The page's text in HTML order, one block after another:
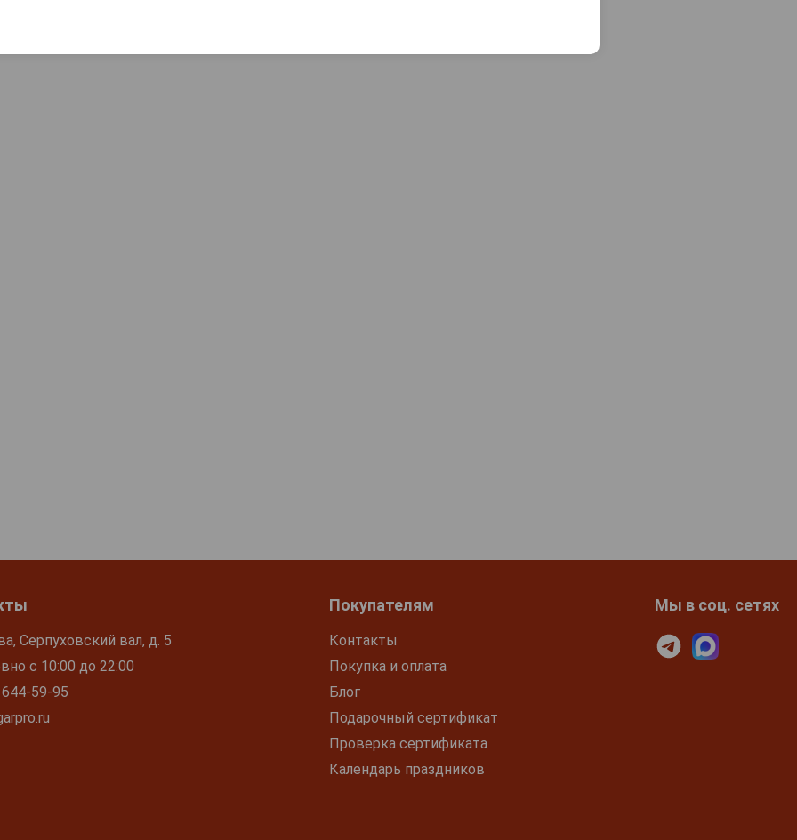
Серпуховский вал, д. 5
с 10:00 до 22:00
59-95
Покупателям
Контакты
Покупка и оплата
Блог
Подарочный сертификат
Проверка сертификата
Календарь праздников
Мы в соц. сетях